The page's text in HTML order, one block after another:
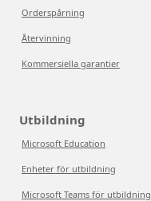
Orderspårning
Återvinning
Kommersiella garantier
Utbildning
Microsoft Education
Enheter för utbildning
Microsoft Teams för utbildning